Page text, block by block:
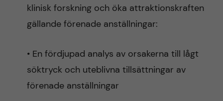
klinisk forskning och öka attraktionskraften
gällande förenade anställningar:
• En fördjupad analys av orsakerna till lågt
söktryck och uteblivna tillsättningar av
förenade anställningar